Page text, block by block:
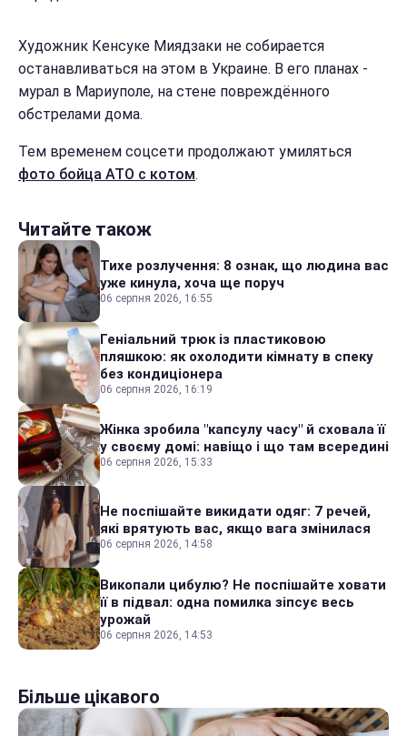
Художник Кенсуке Миядзаки не собирается
останавливаться на этом в Украине. В его планах -
мурал в Мариуполе, на стене повреждённого
обстрелами дома.
Тем временем соцсети продолжают умиляться
фото бойца АТО с котом.
Читайте також
Тихе розлучення: 8 ознак, що людина вас
уже кинула, хоча ще поруч
06 серпня 2026, 16:55
Геніальний трюк із пластиковою
пляшкою: як охолодити кімнату в спеку
без кондиціонера
06 серпня 2026, 16:19
Жінка зробила "капсулу часу" й сховала її
у своєму домі: навіщо і що там всередині
06 серпня 2026, 15:33
Не поспішайте викидати одяг: 7 речей,
які врятують вас, якщо вага змінилася
06 серпня 2026, 14:58
Викопали цибулю? Не поспішайте ховати
її в підвал: одна помилка зіпсує весь
урожай
06 серпня 2026, 14:53
Більше цікавого